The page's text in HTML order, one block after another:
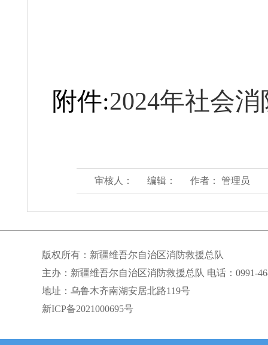
附件:2024年社会
审核人： 编辑： 作者： 管理员
版权所有：新疆维吾尔自治区消防救援总队
主办：新疆维吾尔自治区消防救援总队 电话：0991-
地址：乌鲁木齐南湖安居北路119号
新ICP备2021000695号